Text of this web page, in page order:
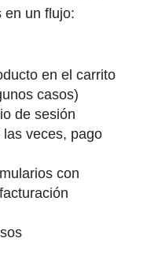
en un flujo:
en el carrito
casos)
de sesión
veces, pago
con